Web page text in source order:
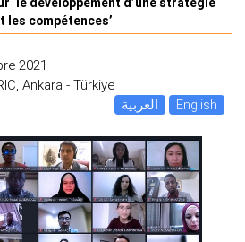
les compétences’
2021
Ankara - Türkiye
العربية
English